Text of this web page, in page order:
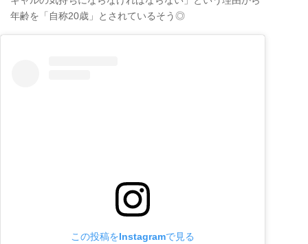
年齢を「自称20歳」とされているそう◎
この投稿をInstagramで見る